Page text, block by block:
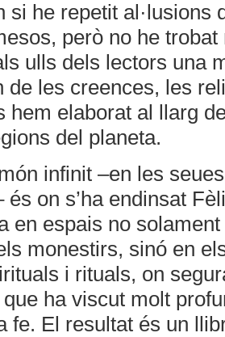
si he repetit al·lusions
però no he
ulls dels lectors una
de les creences, les
hem elaborat al llarg
del planeta.
infinit –en les
és on s’ha endinsat
en espais no
monestirs, sinó en
i rituals, on
ha viscut molt
fe. El resultat és un